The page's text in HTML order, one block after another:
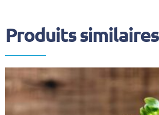
Produits similaires